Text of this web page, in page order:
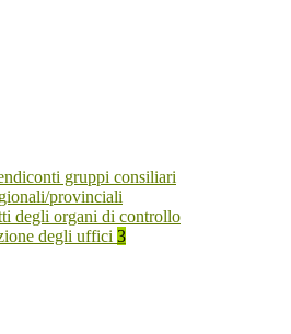
gruppi consiliari
provinciali
degli organi di controllo
degli uffici 3